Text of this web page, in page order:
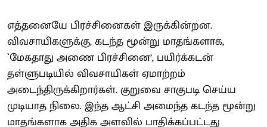
எத்தனையே பிரச்சினைகள் இருக்கின்றன.
விவசாயிகளுக்கு, கடந்த மூன்று மாதங்களாக,
`மேகதாது அணை பிரச்சினை’, பயிர்க்கடன்
தள்ளுபடியில் விவசாயிகள் ஏமாற்றம்
அடைந்திருக்கிறார்கள். குறுவை சாகுபடி செய்ய
முடியாத நிலை. இந்த ஆட்சி அமைந்த கடந்த மூன்று
மாதங்களாக அதிக அளவில் பாதிக்கப்பட்டது